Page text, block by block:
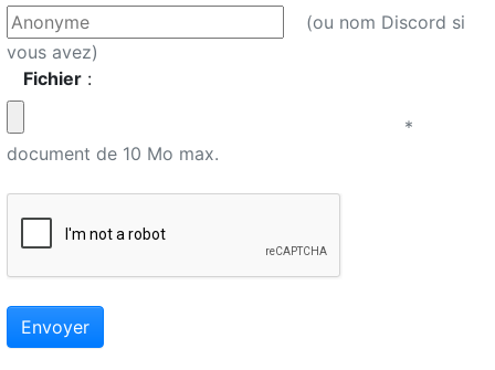
(ou nom Discord si
vous avez)
Fichier :
*
document de 10 Mo max.